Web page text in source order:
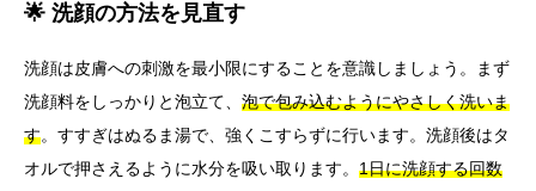
🌟 洗顔の方法を見直す
洗顔は皮膚への刺激を最小限にすることを意識しましょう。まず
洗顔料をしっかりと泡立て、 泡で包み込むようにやさしく洗いま
す。すすぎはぬるま湯で、強くこすらずに行います。洗顔後はタ
オルで押さえるように水分を吸い取ります。 1日に洗顔する回数